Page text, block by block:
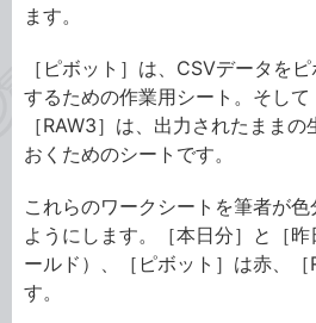
ます。
［ピボット］は、CSVデータを
するための作業用シート。そして
［RAW3］は、出力されたまま
おくためのシートです。
これらのワークシートを筆者が
ようにします。［本日分］と［
ールド）、［ピボット］は赤、［
す。